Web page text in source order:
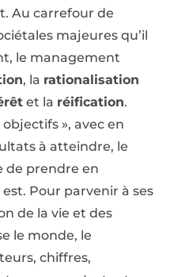
Au carrefour de
majeures qu’il
le management
, la rationalisation
et la réification.
», avec en
à atteindre, le
de prendre en
Pour parvenir à ses
de la vie et des
le monde, le
chiffres,